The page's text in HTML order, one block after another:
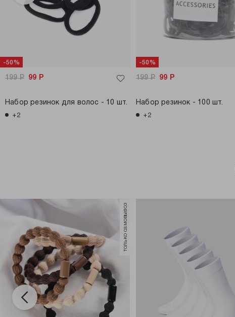
-50%
199Р 99 Р
Набор резинок для волос - 10 шт.
+2
-50%
199Р 99 Р
Набор резинок - 100 шт.
+2
только самовывоз